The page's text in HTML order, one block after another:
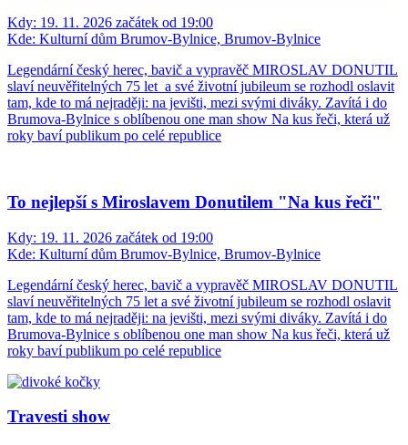
Kdy: 19. 11. 2026 začátek od 19:00
Kde: Kulturní dům Brumov-Bylnice, Brumov-Bylnice
Legendární český herec, bavič a vypravěč MIROSLAV DONUTIL
slaví neuvěřitelných 75 let a své životní jubileum se rozhodl oslavit
tam, kde to má nejraději: na jevišti, mezi svými diváky. Zavítá i do
Brumova-Bylnice s oblíbenou one man show Na kus řeči, která už
roky baví publikum po celé republice
To nejlepší s Miroslavem Donutilem "Na kus řeči"
Kdy: 19. 11. 2026 začátek od 19:00
Kde: Kulturní dům Brumov-Bylnice, Brumov-Bylnice
Legendární český herec, bavič a vypravěč MIROSLAV DONUTIL
slaví neuvěřitelných 75 let a své životní jubileum se rozhodl oslavit
tam, kde to má nejraději: na jevišti, mezi svými diváky. Zavítá i do
Brumova-Bylnice s oblíbenou one man show Na kus řeči, která už
roky baví publikum po celé republice
Travesti show